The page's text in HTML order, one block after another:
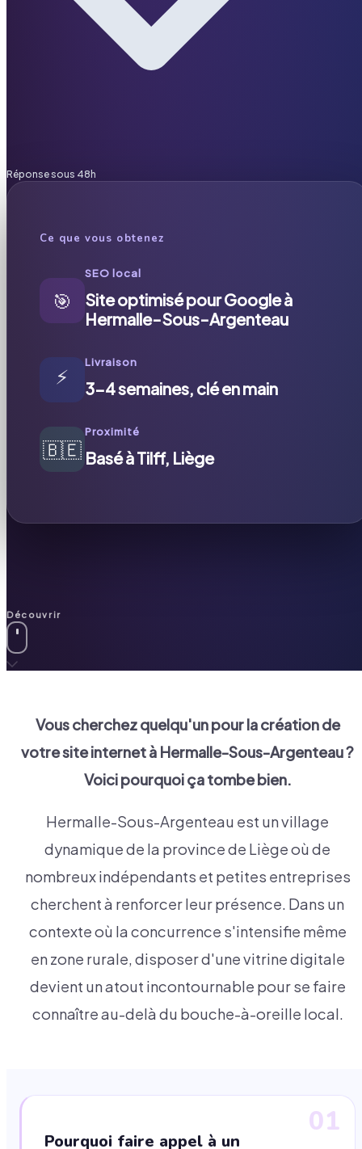
Réponse sous 48h
Ce que vous obtenez
🎯
SEO local
Site optimisé pour Google à
Hermalle-Sous-Argenteau
⚡
Livraison
3-4 semaines, clé en main
🇧🇪
Proximité
Basé à Tilff, Liège
Découvrir
Vous cherchez quelqu'un pour la création de
votre site internet à Hermalle-Sous-Argenteau?
Voici pourquoi ça tombe bien.
Hermalle-Sous-Argenteau est un village
dynamique de la province de Liège où de
nombreux indépendants et petites entreprises
cherchent à renforcer leur présence. Dans un
contexte où la concurrence s'intensifie même
en zone rurale, disposer d'une vitrine digitale
devient un atout incontournable pour se faire
connaître au-delà du bouche-à-oreille local.
01
Pourquoi faire appel à un